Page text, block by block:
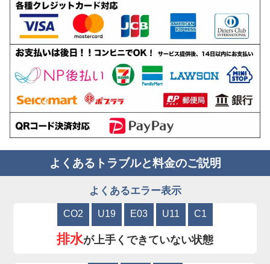
よくあるトラブルと料金のご説明
よくあるエラー表示
CO2 U19 E03 U11 C1
排水が上手くできていない状態